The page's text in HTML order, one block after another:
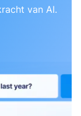
van AI.